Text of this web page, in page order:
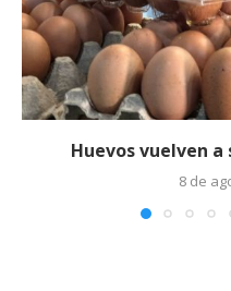
Huevos vuelven a
8 de